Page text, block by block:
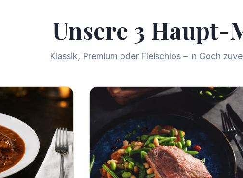
Unsere 3 Haupt-
Klassik, Premium oder Fleischlos – in Goch